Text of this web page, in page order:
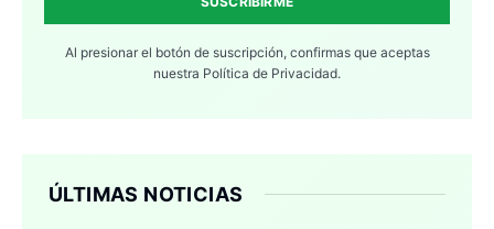
Al presionar el botón de suscripción, confirmas que aceptas
nuestra Política de Privacidad.
ÚLTIMAS NOTICIAS